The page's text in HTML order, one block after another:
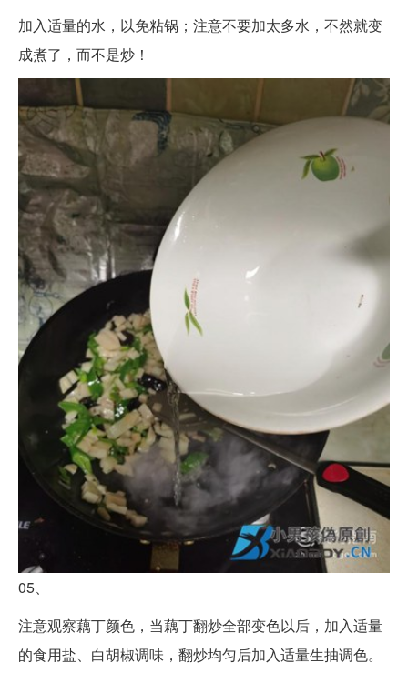
加入适量的水，以免粘锅；注意不要加太多水，不然就变
成煮了，而不是炒！
05、
注意观察藕丁颜色，当藕丁翻炒全部变色以后，加入适量
的食用盐、白胡椒调味，翻炒均匀后加入适量生抽调色。